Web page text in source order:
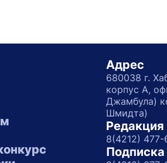
Адрес
680038 г.
корпус А,
Джамбула)
Шмидта)
Редакция
8(4212) 477-
Подписка